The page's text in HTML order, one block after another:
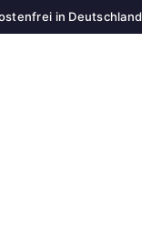
in Deutschland